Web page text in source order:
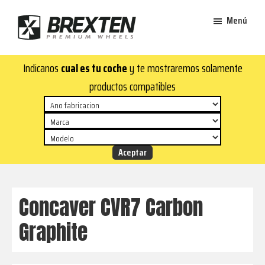
contenido
principal
de
página
Brexten
aluminio
premium
¡En
Brexten.com
encontrarás
aluminio
top!
y
estilo
para
Menú
Indicanos cual es tu cochey te mostraremos solamente
productos compatibles
Concaver CVR7 Carbon
Graphite